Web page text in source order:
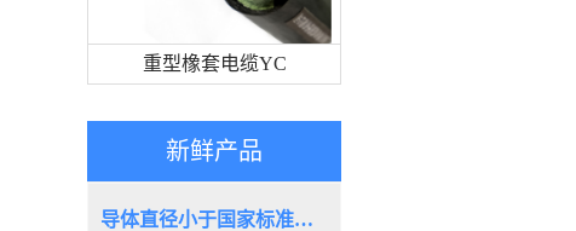
重型橡套电缆YC
新鲜产品
导体直径小于国家标准，算是非标电缆吗？